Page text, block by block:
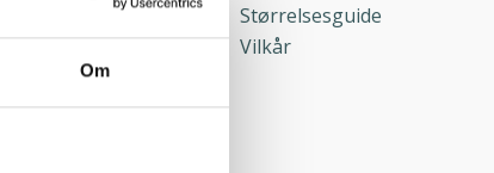
Om
marianne@emmk.no
Størrelsesguide
Vilkår